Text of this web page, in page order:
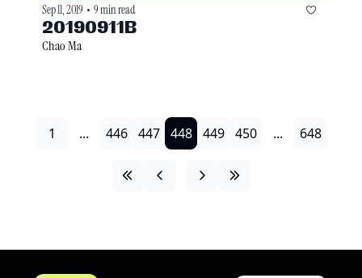
Sep 11, 2019 • 9 min read
20190911B
Chao Ma
1 ... 446 447 448 449 450 ... 648